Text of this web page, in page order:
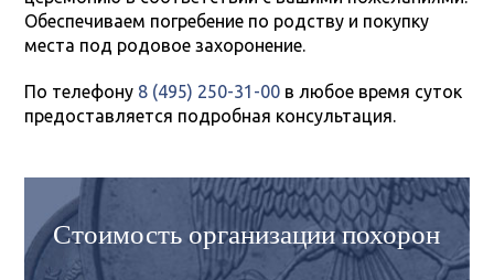
Обеспечиваем погребение по родству и покупку
места под родовое захоронение.
По телефону 8 (495) 250-31-00 в любое время суток
предоставляется подробная консультация.
Стоимость организации похорон